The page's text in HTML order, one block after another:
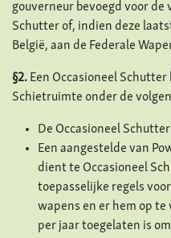
gouverneur bevoegd voor
Schutter of, indien deze
België, aan de Federale
§2. Een Occasioneel
Schietruimte onder de
De Occasioneel
Een aangestelde van
dient te Occasioneel
toepasselijke regels
wapens en er hem op
per jaar toegelaten is